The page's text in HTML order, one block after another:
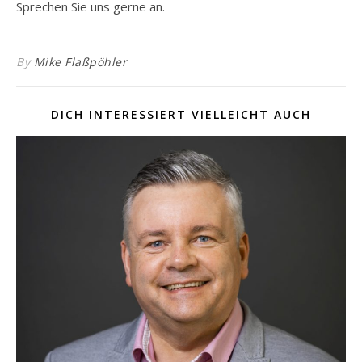
Sprechen Sie uns gerne an.
By Mike Flaßpöhler
DICH INTERESSIERT VIELLEICHT AUCH